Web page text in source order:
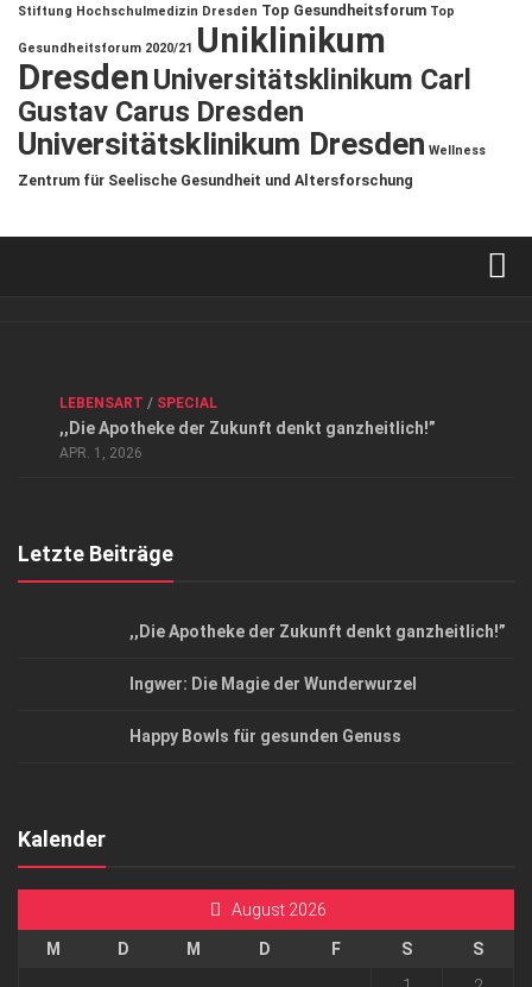
Stiftung Hochschulmedizin Dresden Top Gesundheitsforum Top
Gesundheitsforum 2020/21 Uniklinikum
DresdenUniversitätsklinikum Carl
Gustav Carus Dresden
Universitätsklinikum Dresden Wellness
Zentrum für Seelische Gesundheit und Altersforschung
Datenschutzerklärung
Top Magazin Dresden / Ostsachsen
LEBENSART / SPECIAL
,,Die Apotheke der Zukunft denkt ganzheitlich!”
APR. 1, 2026
Letzte Beiträge
,,Die Apotheke der Zukunft denkt ganzheitlich!”
Ingwer: Die Magie der Wunderwurzel
Happy Bowls für gesunden Genuss
Kalender
August 2026
M D M D F S
S